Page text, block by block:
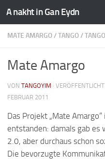
A nakht in Gan Eydn
MATE AMARGO/TANGO/
Mate Amargo
VON TANGOYIM · VERÖFFENTLICHT
FEBRUAR 2011
Das Projekt „Mate
entstanden: damals gab es
2.0, aber durchaus schon
Die bevorzugte